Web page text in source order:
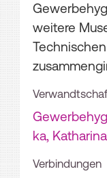
weitere
ka,
Verbindungen